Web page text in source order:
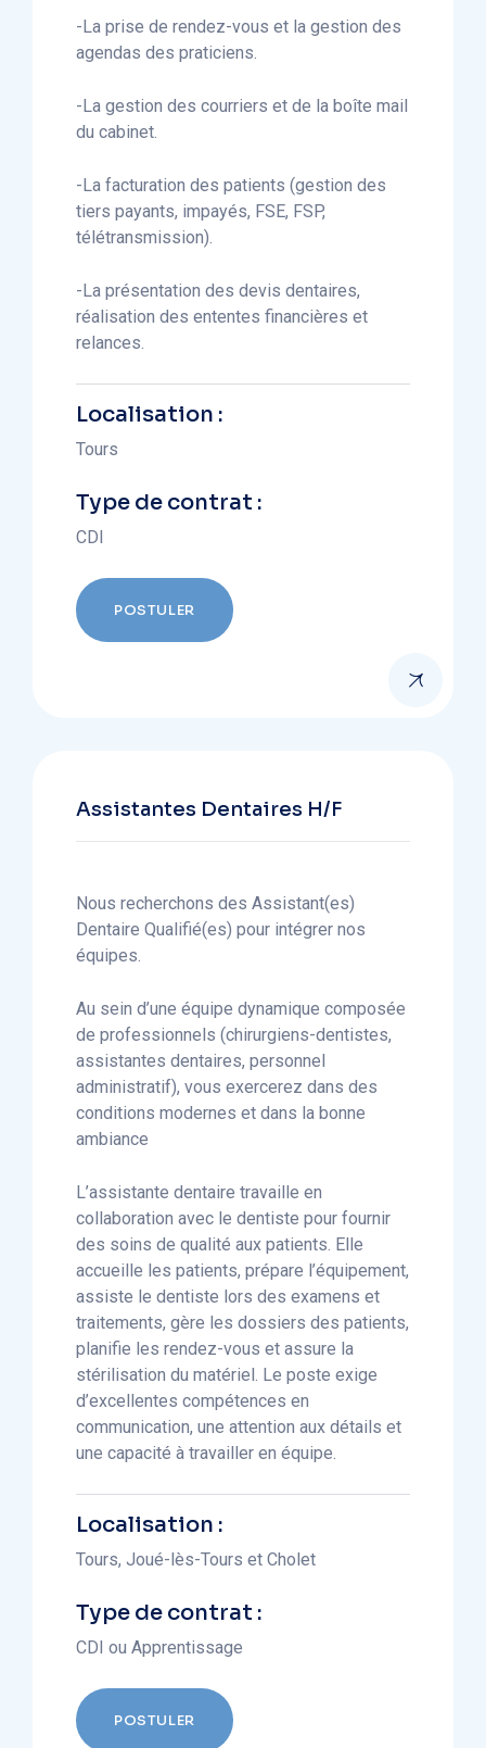
-La prise de rendez-vous et la gestion des
agendas des praticiens.
-La gestion des courriers et de la boîte mail
du cabinet.
-La facturation des patients (gestion des
tiers payants, impayés, FSE, FSP,
télétransmission).
-La présentation des devis dentaires,
réalisation des ententes financières et
relances.
Localisation :
Tours
Type de contrat :
CDI
POSTULER
Assistantes Dentaires H/F
Nous recherchons des Assistant(es)
Dentaire Qualifié(es) pour intégrer nos
équipes.
Au sein d’une équipe dynamique composée
de professionnels (chirurgiens-dentistes,
assistantes dentaires, personnel
administratif), vous exercerez dans des
conditions modernes et dans la bonne
ambiance
L’assistante dentaire travaille en
collaboration avec le dentiste pour fournir
des soins de qualité aux patients. Elle
accueille les patients, prépare l’équipement,
assiste le dentiste lors des examens et
traitements, gère les dossiers des patients,
planifie les rendez-vous et assure la
stérilisation du matériel. Le poste exige
d’excellentes compétences en
communication, une attention aux détails et
une capacité à travailler en équipe.
Localisation :
Tours, Joué-lès-Tours et Cholet
Type de contrat :
CDI ou Apprentissage
POSTULER